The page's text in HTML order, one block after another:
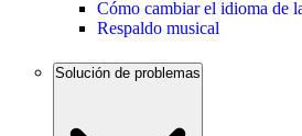
Cómo cambiar el idioma de
Respaldo musical
Solución de problemas